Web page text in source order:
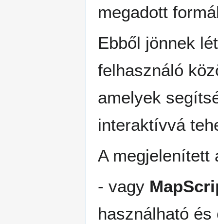
megadott
Ebből jönnek
felhasználó
amelyek
interaktívvá
A megjelenített
- vagy
használható